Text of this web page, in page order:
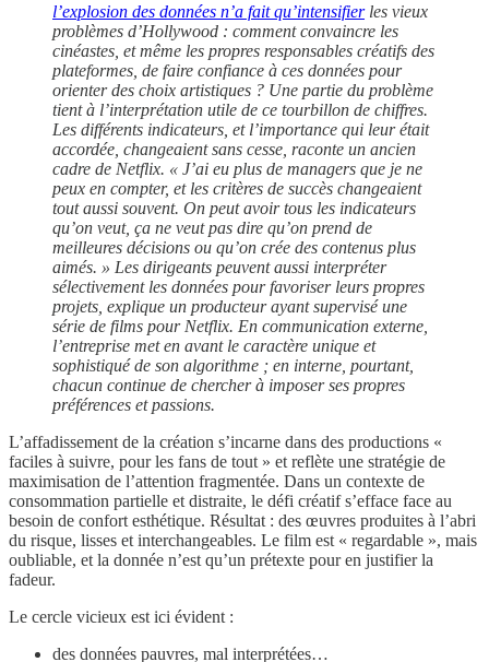
l’explosion des données n’a fait qu’intensifierles vieux
problèmes d’Hollywood : comment convaincre les
cinéastes, et même les propres responsables créatifs des
plateformes, de faire confiance à ces données pour
orienter des choix artistiques ? Une partie du problème
tient à l’interprétation utile de ce tourbillon de chiffres.
Les différents indicateurs, et l’importance qui leur était
accordée, changeaient sans cesse, raconte un ancien
cadre de Netflix. « J’ai eu plus de managers que je ne
peux en compter, et les critères de succès changeaient
tout aussi souvent. On peut avoir tous les indicateurs
qu’on veut, ça ne veut pas dire qu’on prend de
meilleures décisions ou qu’on crée des contenus plus
aimés. » Les dirigeants peuvent aussi interpréter
sélectivement les données pour favoriser leurs propres
projets, explique un producteur ayant supervisé une
série de films pour Netflix. En communication externe,
l’entreprise met en avant le caractère unique et
sophistiqué de son algorithme ; en interne, pourtant,
chacun continue de chercher à imposer ses propres
préférences et passions.
L’affadissement de la création s’incarne dans des productions «
faciles à suivre, pour les fans de tout » et reflète une stratégie de
maximisation de l’attention fragmentée. Dans un contexte de
consommation partielle et distraite, le défi créatif s’efface face au
besoin de confort esthétique. Résultat : des œuvres produites à l’abri
du risque, lisses et interchangeables. Le film est « regardable », mais
oubliable, et la donnée n’est qu’un prétexte pour en justifier la
fadeur.
Le cercle vicieux est ici évident :
des données pauvres, mal interprétées…